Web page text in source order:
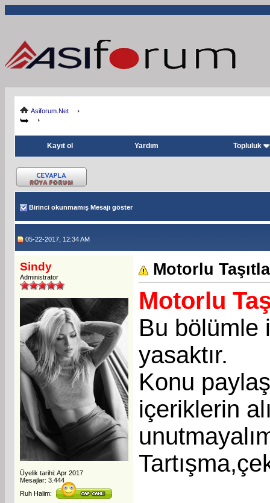
Asiforum.Net
Kayıt ol Yardım Topluluk
Birinci okunmamış Mesajı göster
05-22-2017, 12:34 AM
Sindy
Administrator
Üyelik tarihi: Apr 2017
Mesajlar: 3.444
Ruh Halim:
Motorlu
Motorlu
Bu bölümle
yasaktır.
Konu
içeriklerin